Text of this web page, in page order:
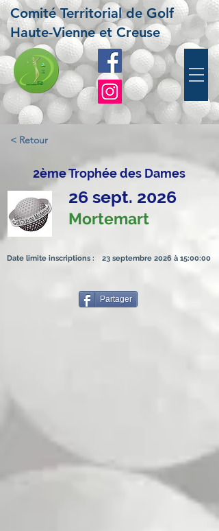
Comité Territorial de Golf
Haute-Vienne et Creuse
< Retour
2ème Trophée des Dames
26 sept. 2026
Mortemart
Date limite inscriptions : 23 septembre 2026 à 15:00:00
Partager